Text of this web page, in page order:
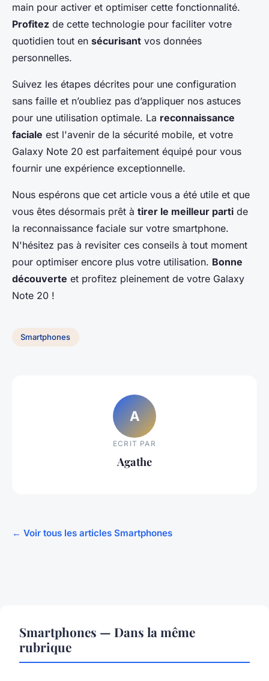
main pour activer et optimiser cette fonctionnalité.
Profitez de cette technologie pour faciliter votre
quotidien tout en sécurisant vos données
personnelles.
Suivez les étapes décrites pour une configuration
sans faille et n’oubliez pas d’appliquer nos astuces
pour une utilisation optimale. La reconnaissance
faciale est l'avenir de la sécurité mobile, et votre
Galaxy Note 20 est parfaitement équipé pour vous
fournir une expérience exceptionnelle.
Nous espérons que cet article vous a été utile et que
vous êtes désormais prêt à tirer le meilleur parti de
la reconnaissance faciale sur votre smartphone.
N'hésitez pas à revisiter ces conseils à tout moment
pour optimiser encore plus votre utilisation. Bonne
découverte et profitez pleinement de votre Galaxy
Note 20 !
Smartphones
A
ECRIT PAR
Agathe
← Voir tous les articles Smartphones
Smartphones — Dans la même
rubrique